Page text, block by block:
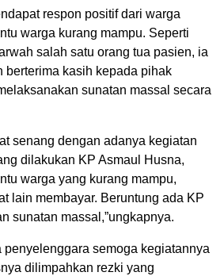
respon positif dari warga
warga kurang mampu. Seperti
salah satu orang tua pasien, ia
berterima kasih kepada pihak
sunatan massal secara
senang dengan adanya kegiatan
dilakukan KP Asmaul Husna,
warga yang kurang mampu,
lain membayar. Beruntung ada KP
sunatan massal,”ungkapnya.
penyelenggara semoga kegiatannya
dilimpahkan rezki yang